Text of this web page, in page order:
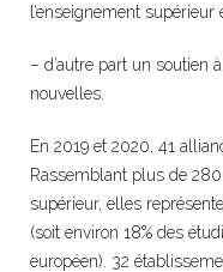
l’enseignement supérieur
– d’autre part un soutien
nouvelles.
En 2019 et 2020, 41
Rassemblant plus de
supérieur, elles
(soit environ 18% des
européen). 32